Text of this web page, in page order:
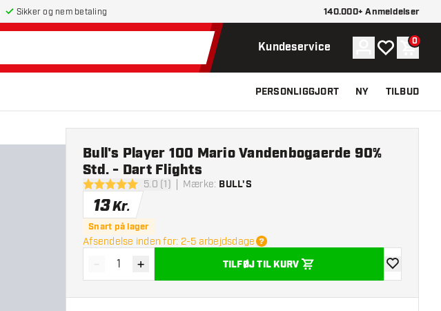
Sikker og nem betaling 140.000+ Anmeldelser
Kundeservice Konto
Min 0
PERSONLIGGJORT NY TILBUD
5 bedømmelsesstjerner
5.0 (1) Mærke: BULL'S
Bull's Player 100 Mario Vandenbogaerde 90%
Std. - Dart Flights
13Kr.
Snart på lager
Afsendelse inden for: 2-5 arbejdsdage
Reducér antal
- Øg antal
+ TILFØJ TIL KURV
tilføje til